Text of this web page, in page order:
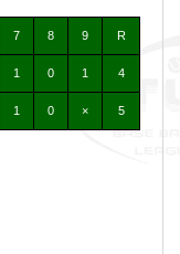
7 8 9 R
1 0 1 4
1 0 × 5